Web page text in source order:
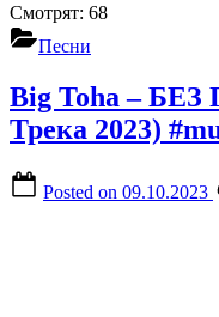
Смотрят: 68
Песни
Big Toha –
Трека 2023)
Posted on 09.10.2023